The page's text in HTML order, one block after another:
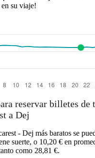
su viaje!
reservar billetes de
a Dej
- Dej más baratos se
suerte, o 10,20 € en
como 28,81 €.